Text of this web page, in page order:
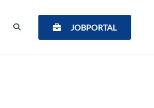
JOBPORTAL